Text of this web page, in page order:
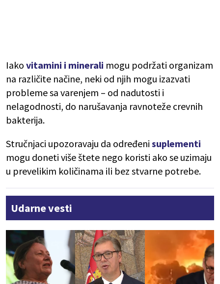
Iako vitamini i minerali mogu podržati organizam
na različite načine, neki od njih mogu izazvati
probleme sa varenjem – od nadutosti i
nelagodnosti, do narušavanja ravnoteže crevnih
bakterija.
Stručnjaci upozoravaju da određeni suplementi
mogu doneti više štete nego koristi ako se uzimaju
u prevelikim količinama ili bez stvarne potrebe.
Udarne vesti